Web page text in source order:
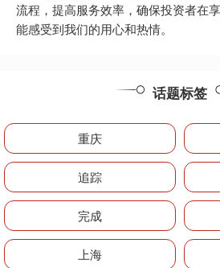
流程，提高服务效率，确保投资者在
能感受到我们的用心和热情。
话题标签
重庆
追踪
完成
上海